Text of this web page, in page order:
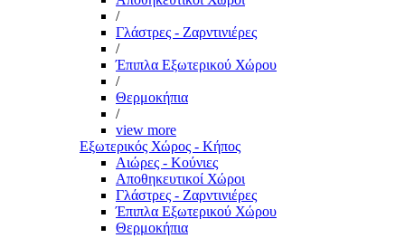
/
Γλάστρες - Ζαρντινιέρες
/
Έπιπλα Εξωτερικού Χώρου
/
Θερμοκήπια
/
view more
Εξωτερικός Χώρος - Κήπος
Αιώρες - Κούνιες
Αποθηκευτικοί Χώροι
Γλάστρες - Ζαρντινιέρες
Έπιπλα Εξωτερικού Χώρου
Θερμοκήπια